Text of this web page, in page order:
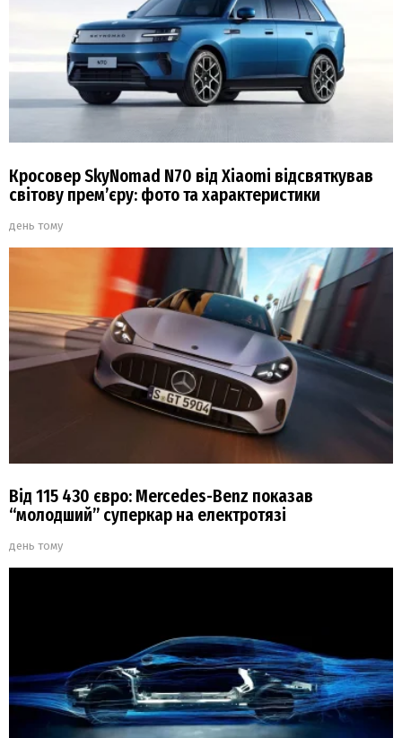
Кросовер SkyNomad N70 від Xiaomi відсвяткував
світову прем’єру: фото та характеристики
день тому
Від 115 430 євро: Mercedes-Benz показав
“молодший” суперкар на електротязі
день тому